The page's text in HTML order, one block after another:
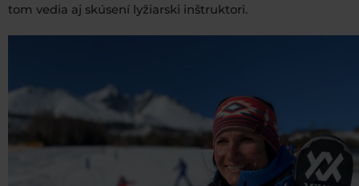
tom vedia aj skúsení lyžiarski inštruktori.